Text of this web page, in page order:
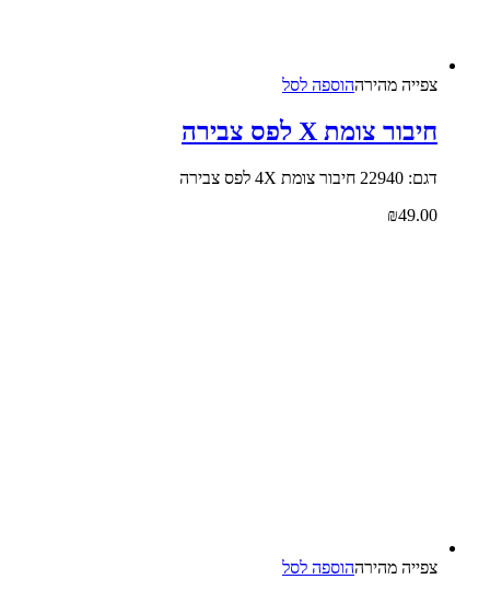
צפייה‬ ‫מהירה‬הוספה לסל
חיבור צומת X לפס צבירה
דגם: 22940 חיבור צומת 4X לפס צבירה
₪49.00
צפייה‬ ‫מהירה‬הוספה לסל